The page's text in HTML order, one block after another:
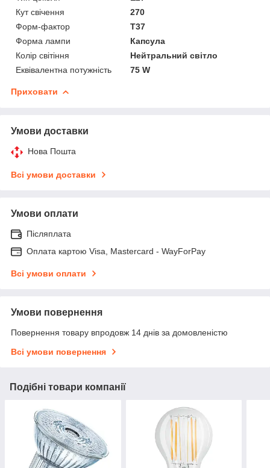
Кут свічення
270
Форм-фактор
T37
Форма лампи
Капсула
Колір світіння
Нейтральний світло
Еквівалентна потужність
75 W
Приховати
Умови доставки
Нова Пошта
Всі умови доставки
Умови оплати
Післяплата
Оплата картою Visa, Mastercard - WayForPay
Всі умови оплати
Умови повернення
Повернення товару впродовж 14 днів за домовленістю
Всі умови повернення
Подібні товари компанії